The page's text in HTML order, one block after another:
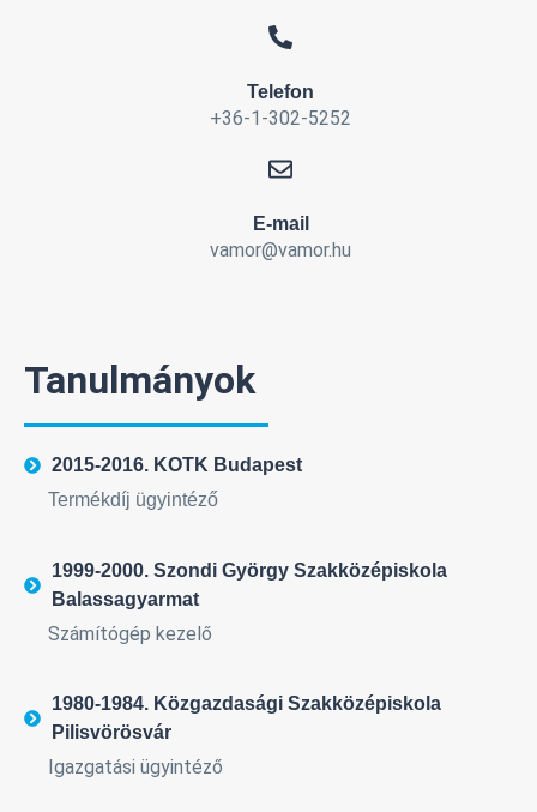
Telefon
+36-1-302-5252
E-mail
vamor@vamor.hu
Tanulmányok
2015-2016. KOTK Budapest
Termékdíj ügyintéző
1999-2000. Szondi György Szakközépiskola
Balassagyarmat
Számítógép kezelő
1980-1984. Közgazdasági Szakközépiskola
Pilisvörösvár
Igazgatási ügyintéző